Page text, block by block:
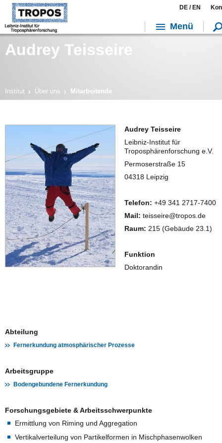
Audrey Teisseire
Institut Über uns Mitarbeitende
Audrey Teisseire
Leibniz-Institut für
Troposphärenforschung e.V.
Permoserstraße 15
04318 Leipzig
Telefon: +49 341 2717-7400
Mail: teisseire@tropos.de
Raum: 215 (Gebäude 23.1)
Funktion
Doktorandin
Abteilung
Fernerkundung atmosphärischer Prozesse
Arbeitsgruppe
Bodengebundene Fernerkundung
Forschungsgebiete & Arbeitsschwerpunkte
Ermittlung von Riming und Aggregation
Vertikalverteilung von Partikelformen in Mischphasenwolken
DE /EN
Menü